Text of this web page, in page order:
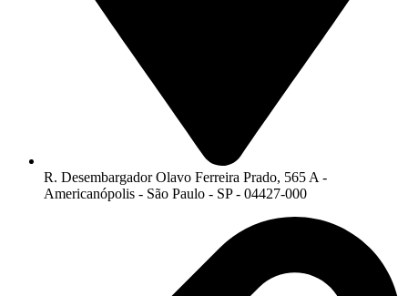
R. Desembargador Olavo Ferreira Prado, 565 A -
Americanópolis - São Paulo - SP - 04427-000